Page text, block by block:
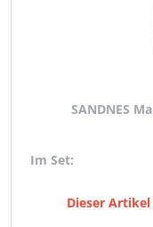
SANDNES
Im Set:
Dieser